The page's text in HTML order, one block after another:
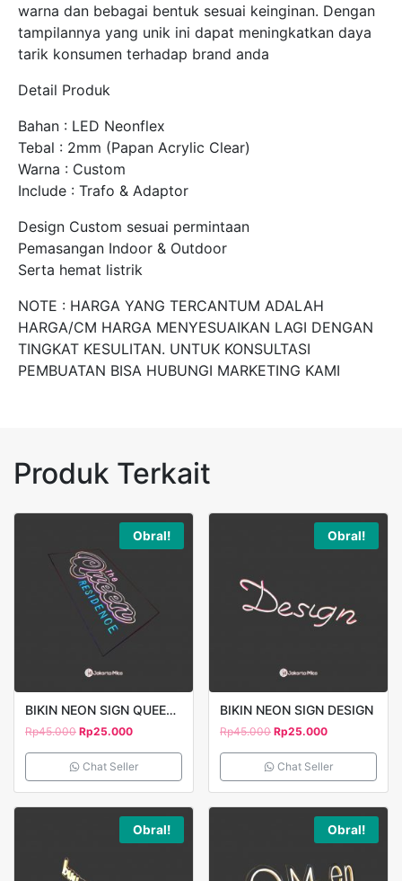
warna dan bebagai bentuk sesuai keinginan. Dengan
tampilannya yang unik ini dapat meningkatkan daya
tarik konsumen terhadap brand anda
Detail Produk
Bahan : LED Neonflex
Tebal : 2mm (Papan Acrylic Clear)
Warna : Custom
Include : Trafo & Adaptor
Design Custom sesuai permintaan
Pemasangan Indoor & Outdoor
Serta hemat listrik
NOTE : HARGA YANG TERCANTUM ADALAH
HARGA/CM HARGA MENYESUAIKAN LAGI DENGAN
TINGKAT KESULITAN. UNTUK KONSULTASI
PEMBUATAN BISA HUBUNGI MARKETING KAMI
Produk Terkait
Obral!
BIKIN NEON SIGN QUEEN 2
Rp45.000 Rp25.000
Chat Seller
Obral!
BIKIN NEON SIGN DESIGN
Rp45.000 Rp25.000
Chat Seller
Obral! Obral!